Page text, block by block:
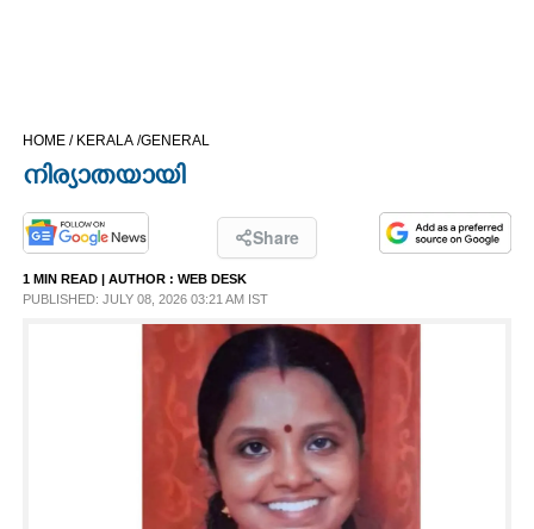
CINEMA
OPINION
PHOTOS
HOME / KERALA /GENERAL
നിര്യാതയായി
Share
1 MIN READ | AUTHOR : WEB DESK
PUBLISHED: JULY 08, 2026 03:21 AM IST